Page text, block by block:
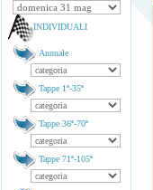
INDIVIDUALI
Annuale
Tappe 1ª-35ª
Tappe 36ª-70ª
Tappe 71ª-105ª